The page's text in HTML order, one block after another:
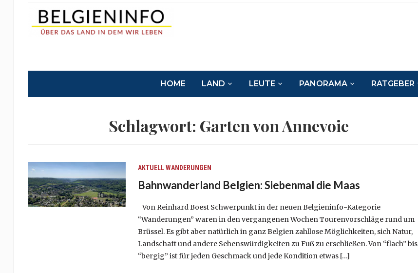
HOME LAND LEUTE PANORAMA RATGEBER
Schlagwort: Garten von Annevoie
AKTUELLWANDERUNGEN
Bahnwanderland Belgien: Siebenmal die Maas
Von Reinhard Boest Schwerpunkt in der neuen Belgieninfo-Kategorie
“Wanderungen” waren in den vergangenen Wochen Tourenvorschläge rund um
Brüssel. Es gibt aber natürlich in ganz Belgien zahllose Möglichkeiten, sich Natur,
Landschaft und andere Sehenswürdigkeiten zu Fuß zu erschließen. Von “flach” bis
“bergig” ist für jeden Geschmack und jede Kondition etwas […]